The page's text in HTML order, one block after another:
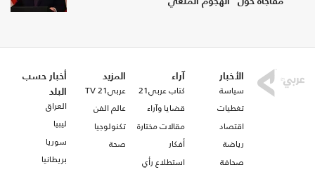
الأخبار
سياسة
تغطيات
اقتصاد
رياضة
صحافة
آراء
كتاب عربي21
قضايا وآراء
مقالات مختارة
أفكار
استطلاع رأي
المزيد
عربي21 TV
عالم الفن
تكنولوجيا
صحة
أخبار حسب
البلد
العراق
ليبيا
سوريا
بريطانيا